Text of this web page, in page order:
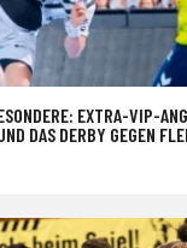
EXTRA-VIP-
DAS DERBY GEGEN